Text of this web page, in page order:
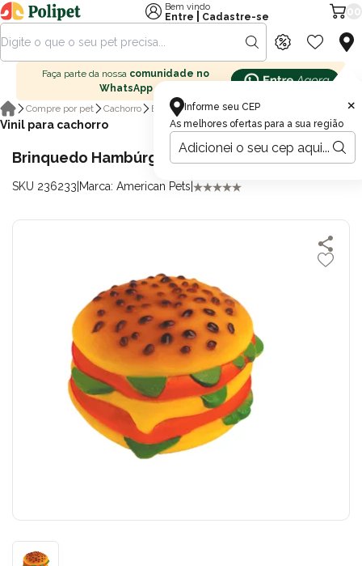
Informe seu CEP
As melhores ofertas para a sua região
×
Bem vindo
Entre
Cadastre-se
Faça parte da nossa comunidade no
WhatsApp
Compre por pet
Cachorro Brinquedos para cachorro
Vinil para cachorro
Brinquedo Hambúrger de Vinil American Pets
SKU 236233 Marca: American Pets